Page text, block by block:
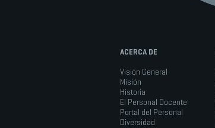
ACERCA DE
Visión General
Misión
Historia
El Personal Docente
Portal del Personal
Diversidad